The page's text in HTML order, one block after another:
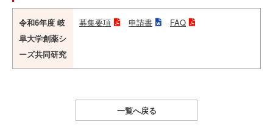
令和6年度 岐
阜大学創薬シ
ーズ共同研究
募集要項 申請書 FAQ
一覧へ戻る